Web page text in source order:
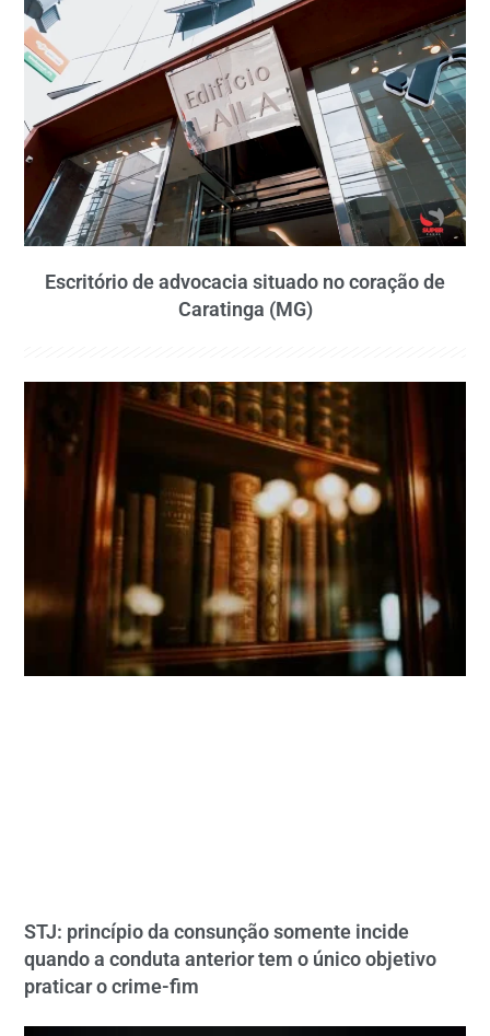
Escritório de advocacia situado no coração de
Caratinga (MG)
STJ: princípio da consunção somente incide
quando a conduta anterior tem o único objetivo
praticar o crime-fim